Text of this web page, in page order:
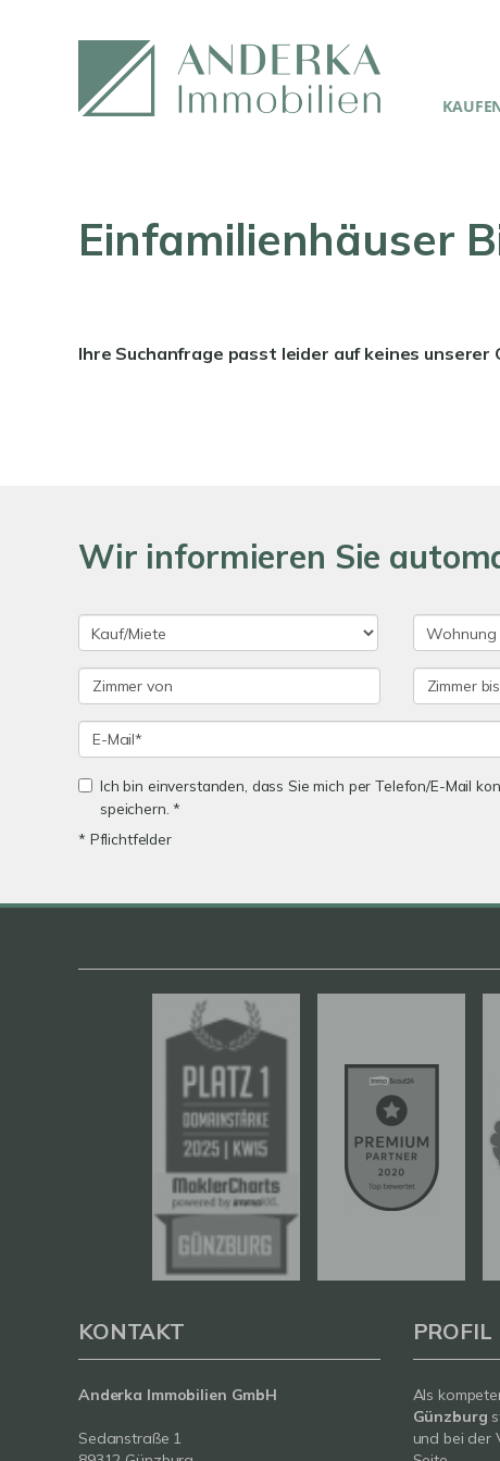
Einfamilienhäuser
Ihre Suchanfrage passt leider auf keines unserer
Wir informieren Sie
Ich bin einverstanden, dass Sie mich per Telefon/E-Mail
speichern. *
* Pflichtfelder
KONTAKT
Anderka Immobilien GmbH
Sedanstraße 1
PROFIL
Als
Günzburg
und bei der